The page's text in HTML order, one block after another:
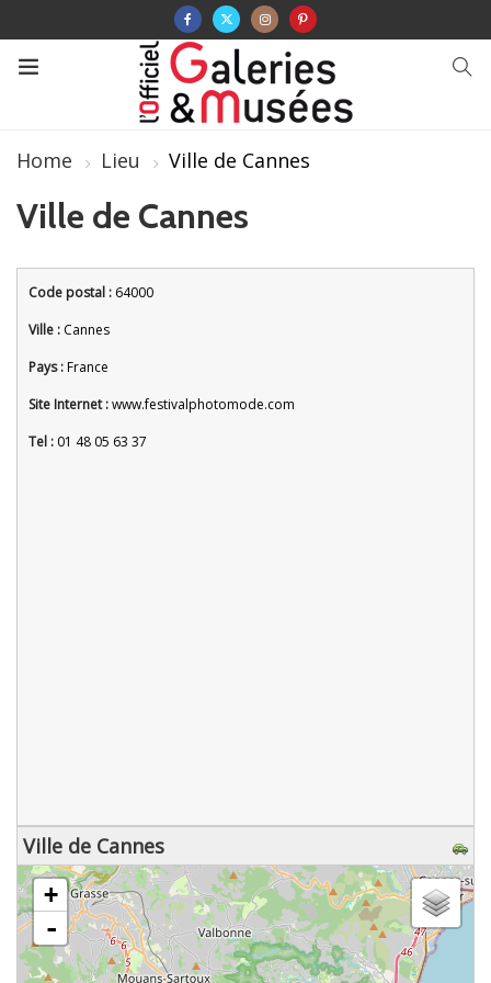
Home Lieu Ville de Cannes
Ville de Cannes
Code postal : 64000
Ville : Cannes
Pays :France
Site Internet :www.festivalphotomode.com
Tel : 01 48 05 63 37
Ville de Cannes
chargement de la carte - veuillez patienter...
+
-